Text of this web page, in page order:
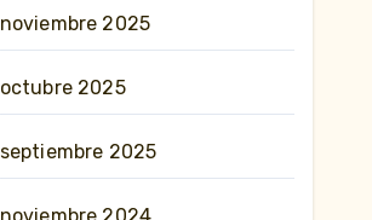
noviembre 2025
octubre 2025
septiembre 2025